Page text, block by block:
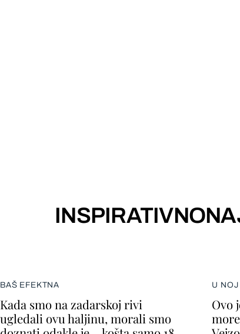
INSPIRATIVNO
BAŠ EFEKTNA
Kada smo na zadarskoj rivi
ugledali ovu haljinu, morali smo
U
Ovo